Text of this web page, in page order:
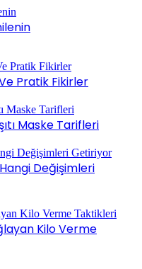
Pratik Fikirler
Maske Tarifleri
Değişimleri
Kilo Verme